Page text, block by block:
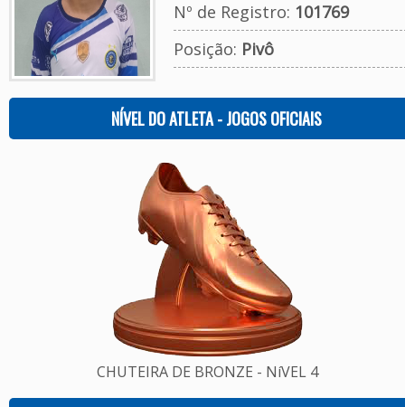
Nº de Registro: 101769
Posição: Pivô
NÍVEL DO ATLETA - JOGOS OFICIAIS
CHUTEIRA DE BRONZE - NíVEL 4